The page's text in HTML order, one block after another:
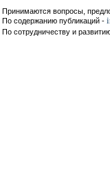
Принимаются вопросы,
По содержанию публикаций -
По сотрудничеству и